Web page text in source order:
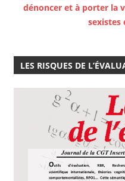
dénoncer et à porter la
sexistes
LES RISQUES DE